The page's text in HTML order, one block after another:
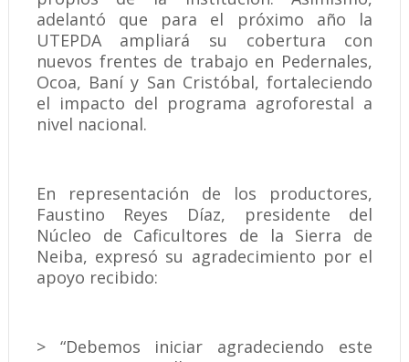
adelantó que para el próximo año la
UTEPDA ampliará su cobertura con
nuevos frentes de trabajo en Pedernales,
Ocoa, Baní y San Cristóbal, fortaleciendo
el impacto del programa agroforestal a
nivel nacional.
En representación de los productores,
Faustino Reyes Díaz, presidente del
Núcleo de Caficultores de la Sierra de
Neiba, expresó su agradecimiento por el
apoyo recibido:
> “Debemos iniciar agradeciendo este